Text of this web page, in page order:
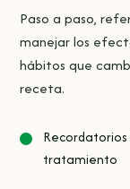
Paso a paso,
manejar los
hábitos que
receta.
tratamiento